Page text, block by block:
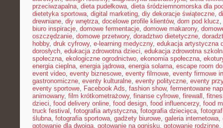
przeciwzapalna, dieta pudełkowa, dieta śródziemnomorska dla
dietetyka sportowa, digital marketing, diy dekoracje świąteczne,
drewniane, diy wnętrza, docelowe profile klientów, dom pod klucz,
biuro inspiracje, domowe fermentacje, domowe makarony,
oszczędzanie, domowe przetwory, doradztwo dietetyczne,
hobby, druk cyfrowy, e-learning medyczny, edukacja artystyczna
dorosłych, edukacja zdrowotna dzieci, edukacja zdrowotna
społeczna, ekologiczne ogrodnictwo, ekonomia społeczna,
energia cieplna, energia jądrowa, energia solarna, escape room
event video, eventy biznesowe, eventy filmowe, eventy firmowe
gastronomiczne, eventy kulturalne, eventy polityczne, eventy
eventy sportowe, Facebook Ads, fashion show, fermentowane
animowany, film krótkometrażowy, finanse cyfrowe, firewall ,
dzieci, food delivery online, food design, food influencerzy, food
truck festival , fotografia artystyczna, fotografia dziecięca,
ślubna, fotografia sportowa, gadżety biurowe, galeria internetowa,
gotowanie dla dwojga, gotowanie na ognisku, gotowanie rodzinne,